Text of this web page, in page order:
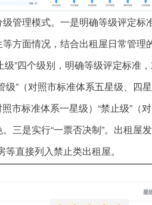
理模式。一是明确等级评定标
方面情况，结合出租屋日常管理
级”四个级别，明确等级评定标准
”（对照市标准体系五星级、四
市标准体系一星级）“禁止级”（
三是实行“一票否决制”。出租屋
直接列入禁止类出租屋。